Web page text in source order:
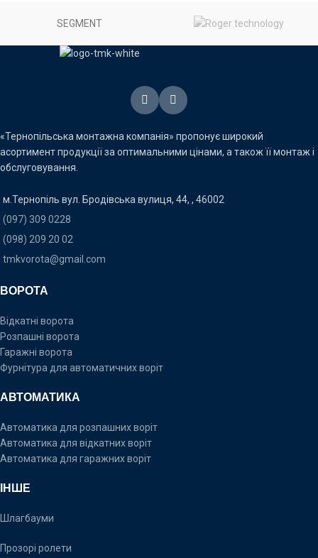
SEGMENT
«Тернопільська монтажна компанія» пропонує широкий
асортимент продукції за оптимальними цінами, а також її монтаж і
обслуговування.
м.Тернопіль вул. Бродівська вулиця, 44, , 46002
(097) 309 0228
(098) 209 20 02
tmkvorota@gmail.com
ВОРОТА
Відкатні ворота
Розпашні ворота
Гаражні ворота
Фурнітура для автоматичних воріт
АВТОМАТИКА
Автоматика для розпашних воріт
Автоматика для відкатних воріт
Автоматика для гаражних воріт
ІНШЕ
Шлагбауми
Прозорі ролети